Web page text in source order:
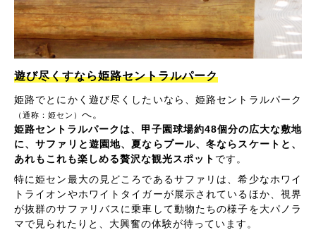
遊び尽くすなら姫路セントラルパーク
姫路でとにかく遊び尽くしたいなら、姫路セントラルパーク
（通称：姫セン） へ。
姫路セントラルパークは、甲子園球場約48個分の広大な敷地
に、サファリと遊園地、夏ならプール、冬ならスケートと、
あれもこれも楽しめる贅沢な観光スポット です。
特に姫セン最大の見どころであるサファリは、希少なホワイ
トライオンやホワイトタイガーが展示されているほか、視界
が抜群のサファリバスに乗車して動物たちの様子を大パノラ
マで見られたりと、大興奮の体験が待っています。